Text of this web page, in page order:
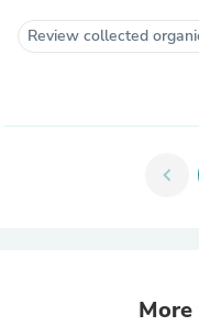
Review collected
chevron_left